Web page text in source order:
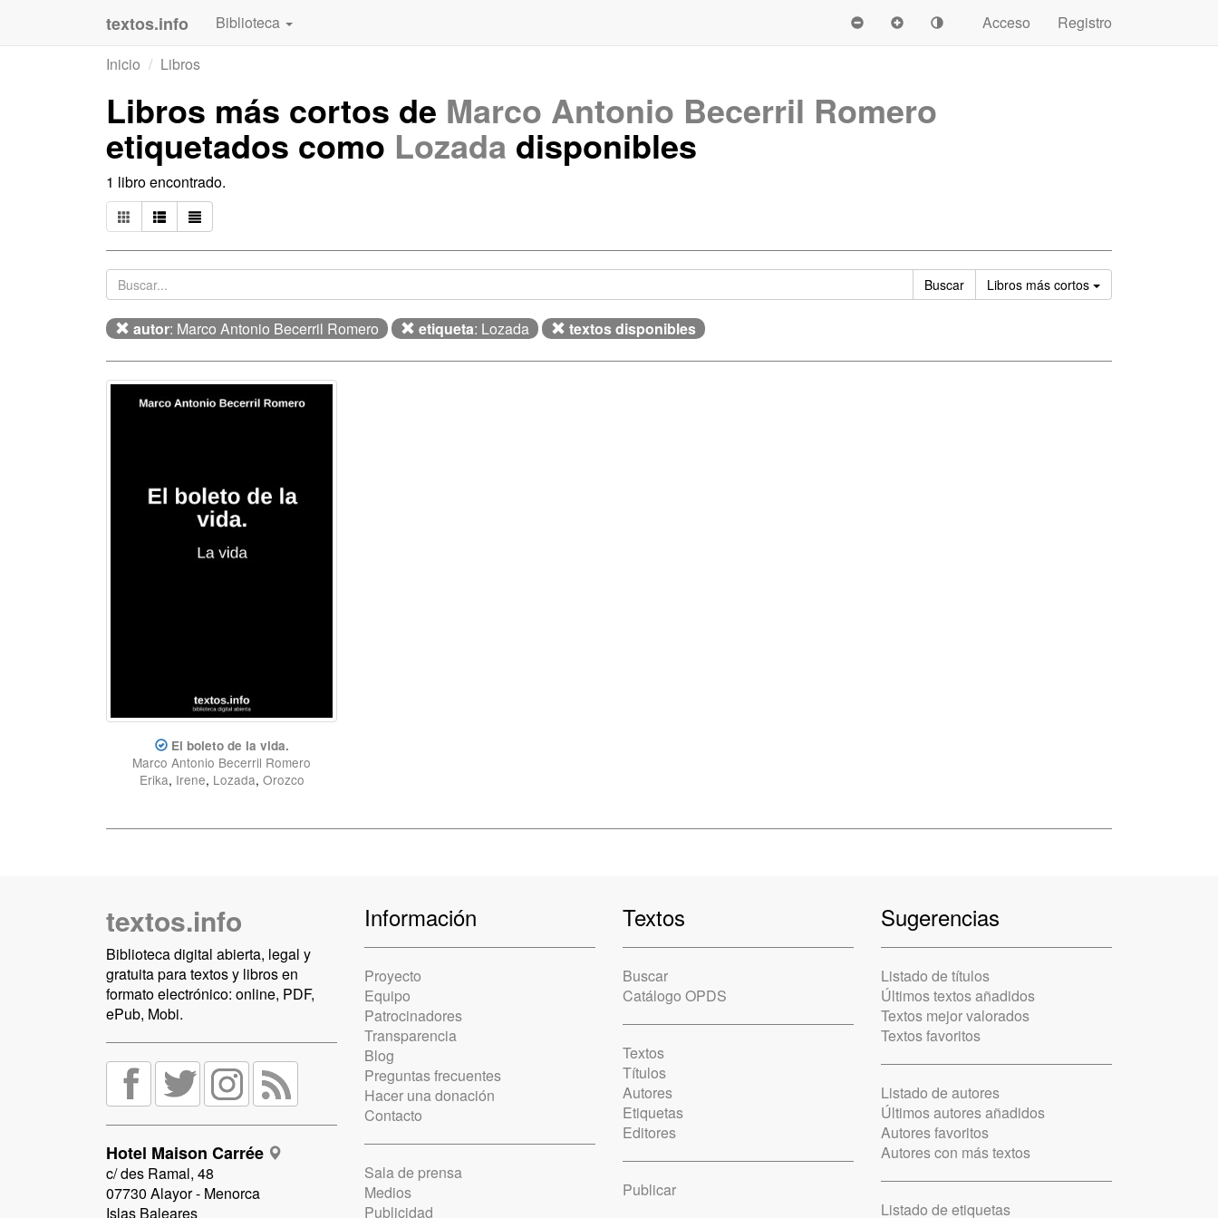
textos.info Biblioteca Acceso
Registro
Inicio
Libros
Libros más cortos de Marco Antonio Becerril Romero
etiquetados como Lozada disponibles
1 libro encontrado.
Buscar Libros más cortos Ordenar
autor: Marco Antonio Becerril Romero etiqueta: Lozada textos disponibles
El boleto de la vida.
Marco Antonio Becerril Romero
Erika, Irene, Lozada, Orozco
textos.info
Biblioteca digital abierta, legal y
gratuita para textos y libros en
formato electrónico: online, PDF,
ePub, Mobi.
Hotel Maison Carrée
c/ des Ramal, 48
07730 Alayor - Menorca
Islas Baleares
Información
Proyecto
Equipo
Patrocinadores
Transparencia
Blog
Preguntas frecuentes
Hacer una donación
Contacto
Sala de prensa
Medios
Publicidad
Textos
Buscar
Catálogo OPDS
Textos
Títulos
Autores
Etiquetas
Editores
Publicar
Sugerencias
Listado de títulos
Últimos textos añadidos
Textos mejor valorados
Textos favoritos
Listado de autores
Últimos autores añadidos
Autores favoritos
Autores con más textos
Listado de etiquetas